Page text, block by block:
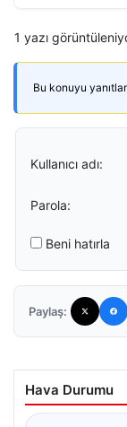
1 yazı
Bu konuyu
Kullanıcı adı:
Parola:
Beni hatırla
Paylaş:
Hava Durumu